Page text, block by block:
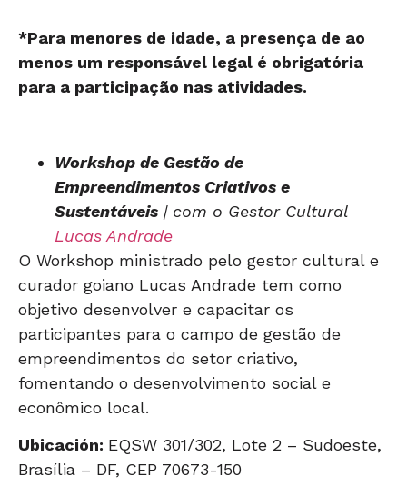
*Para menores de idade, a presença de ao
menos um responsável legal é obrigatória
para a participação nas atividades.
Workshop de Gestão de
Empreendimentos Criativos e
Sustentáveis | com o Gestor Cultural
Lucas Andrade
O Workshop ministrado pelo gestor cultural e
curador goiano Lucas Andrade tem como
objetivo desenvolver e capacitar os
participantes para o campo de gestão de
empreendimentos do setor criativo,
fomentando o desenvolvimento social e
econômico local.
Ubicación: EQSW 301/302, Lote 2 – Sudoeste,
Brasília – DF, CEP 70673-150